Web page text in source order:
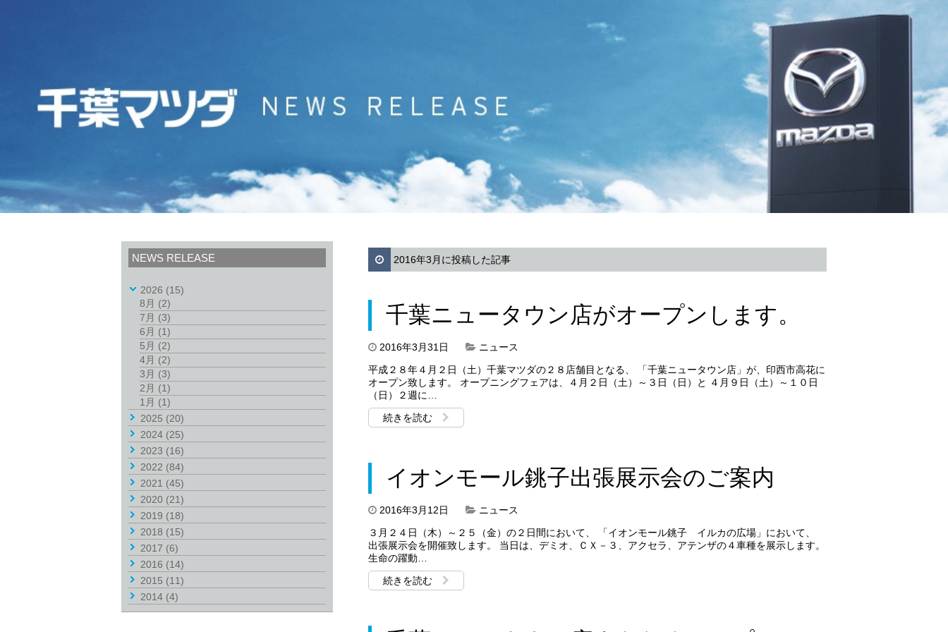
2016年3月に投稿した記事
千葉ニュータウン店がオープンします。
2016年3月31日
ニュース
平成２８年４月２日（土）千葉マツダの２８店舗目となる、 「千葉ニュータウン店」が、印西市高花に
オープン致します。 オープニングフェアは、４月２日（土）～３日（日）と ４月９日（土）～１０日
（日）２週に…
続きを読む
イオンモール銚子出張展示会のご案内
2016年3月12日
ニュース
３月２４日（木）～２５（金）の２日間において、 「イオンモール銚子 イルカの広場」において、
出張展示会を開催致します。 当日は、デミオ、ＣＸ－３、アクセラ、アテンザの４車種を展示します。
生命の躍動…
続きを読む
NEWS RELEASE
2026 (15)
8月 (2)
7月 (3)
6月 (1)
5月 (2)
4月 (2)
3月 (3)
2月 (1)
1月 (1)
2025 (20)
2024 (25)
2023 (16)
2022 (84)
2021 (45)
2020 (21)
2019 (18)
2018 (15)
2017 (6)
2016 (14)
2015 (11)
2014 (4)